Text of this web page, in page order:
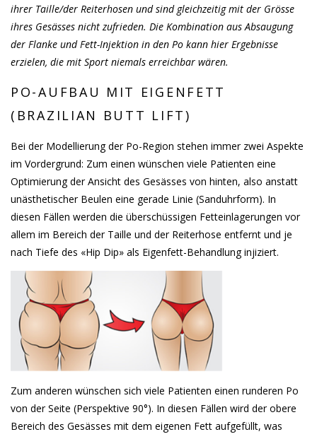
ihrer Taille/der Reiterhosen und sind gleichzeitig mit der Grösse
ihres Gesässes nicht zufrieden. Die Kombination aus Absaugung
der Flanke und Fett-Injektion in den Po kann hier Ergebnisse
erzielen, die mit Sport niemals erreichbar wären.
PO-AUFBAU MIT EIGENFETT
(BRAZILIAN BUTT LIFT)
Bei der Modellierung der Po-Region stehen immer zwei Aspekte
im Vordergrund: Zum einen wünschen viele Patienten eine
Optimierung der Ansicht des Gesässes von hinten, also anstatt
unästhetischer Beulen eine gerade Linie (Sanduhrform). In
diesen Fällen werden die überschüssigen Fetteinlagerungen vor
allem im Bereich der Taille und der Reiterhose entfernt und je
nach Tiefe des «Hip Dip» als Eigenfett-Behandlung injiziert.
Zum anderen wünschen sich viele Patienten einen runderen Po
von der Seite (Perspektive 90°). In diesen Fällen wird der obere
Bereich des Gesässes mit dem eigenen Fett aufgefüllt, was